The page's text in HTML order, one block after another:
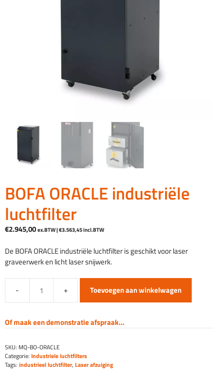
BOFA ORACLE industriële
luchtfilter
€2.945,00ex.BTW |€3.563,45incl.BTW
De BOFA ORACLE industriële luchtfilter is geschikt voor laser
graveerwerk en licht laser snijwerk.
BOFA
ORACLE
luchtfilter
Toevoegen aan winkelwagen
Of maak een demonstratie afspraak...
SKU: MQ-BO-ORACLE
Categorie: Industriele luchtfilters
Tags: industrieel luchtfilter, Laser afzuiging